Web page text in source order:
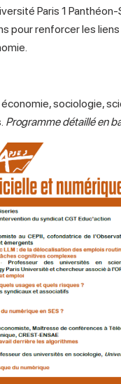
Paris 1
pour renforcer les
sociologie,
Programme détaillé en